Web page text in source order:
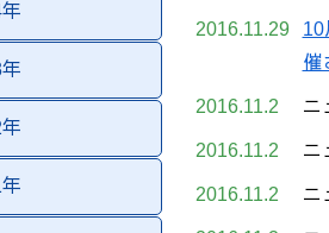
2016.11.29
10
催
2016.11.2 ニ
2016.11.2 ニ
2016.11.2 ニ